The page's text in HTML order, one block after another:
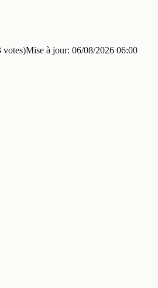
votes)Mise à jour: 06/08/2026 06:00